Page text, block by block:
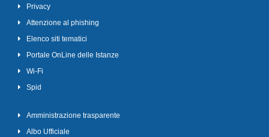
Privacy
Attenzione al phishing
Elenco siti tematici
Portale OnLine delle Istanze
Wi-Fi
Spid
Amministrazione trasparente
Albo Ufficiale